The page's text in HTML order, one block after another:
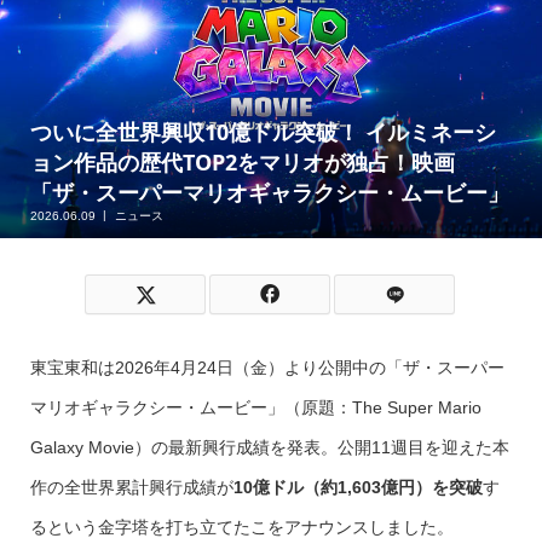
ついに全世界興収10億ドル突破！ イルミネーシ
ョン作品の歴代TOP2をマリオが独占！映画
「ザ・スーパーマリオギャラクシー・ムービー」
2026.06.09 ニュース
東宝東和は2026年4月24日（金）より公開中の「ザ・スーパー
マリオギャラクシー・ムービー」（原題：The Super Mario
Galaxy Movie）の最新興行成績を発表。公開11週目を迎えた本
作の全世界累計興行成績が10億ドル（約1,603億円）を突破す
るという金字塔を打ち立てたこをアナウンスしました。